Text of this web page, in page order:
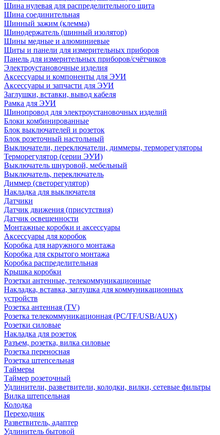
Шина нулевая для распределительного щита
Шина соединительная
Шинный зажим (клемма)
Шинодержатель (шинный изолятор)
Шины медные и алюминиевые
Щиты и панели для измерительных приборов
Панель для измерительных приборов/счётчиков
Электроустановочные изделия
Аксессуары и компоненты для ЭУИ
Аксессуары и запчасти для ЭУИ
Заглушки, вставки, вывод кабеля
Рамка для ЭУИ
Шинопровод для электроустановочных изделий
Блоки комбинированные
Блок выключателей и розеток
Блок розеточный настольный
Выключатели, переключатели, диммеры, терморегуляторы
Терморегулятор (серии ЭУИ)
Выключатель шнуровой, мебельный
Выключатель, переключатель
Диммер (светорегулятор)
Накладка для выключателя
Датчики
Датчик движения (присутствия)
Датчик освещенности
Монтажные коробки и аксессуары
Аксессуары для коробок
Коробка для наружного монтажа
Коробка для скрытого монтажа
Коробка распределительная
Крышка коробки
Розетки антенные, телекоммуникационные
Накладка, вставка, заглушка для коммуникационных
устройств
Розетка антенная (TV)
Розетка телекоммуникационная (PC/TF/USB/AUX)
Розетки силовые
Накладка для розеток
Разъем, розетка, вилка силовые
Розетка переносная
Розетка штепсельная
Таймеры
Таймер розеточный
Удлинители, разветвители, колодки, вилки, сетевые фильтры
Вилка штепсельная
Колодка
Переходник
Разветвитель, адаптер
Удлинитель бытовой